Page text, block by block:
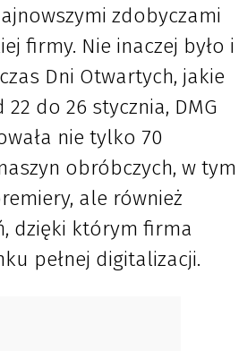
zdobyczami
firmy. Nie inaczej było i
Dni Otwartych, jakie
22 do 26 stycznia, DMG
nie tylko 70
obróbczych, w tym
ale również
dzięki którym firma
pełnej digitalizacji.